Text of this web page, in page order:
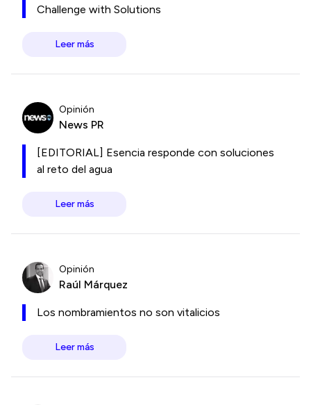
Challenge with Solutions
Leer más
Opinión
News PR
[EDITORIAL] Esencia responde con soluciones
al reto del agua
Leer más
Opinión
Raúl Márquez
Los nombramientos no son vitalicios
Leer más